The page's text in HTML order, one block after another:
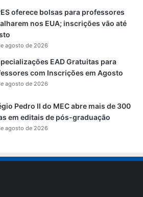
oferece bolsas para professores
nos EUA; inscrições vão até
agosto de 2026
EAD Gratuitas para
com Inscrições em Agosto
agosto de 2026
Pedro II do MEC abre mais de 300
em editais de pós-graduação
agosto de 2026